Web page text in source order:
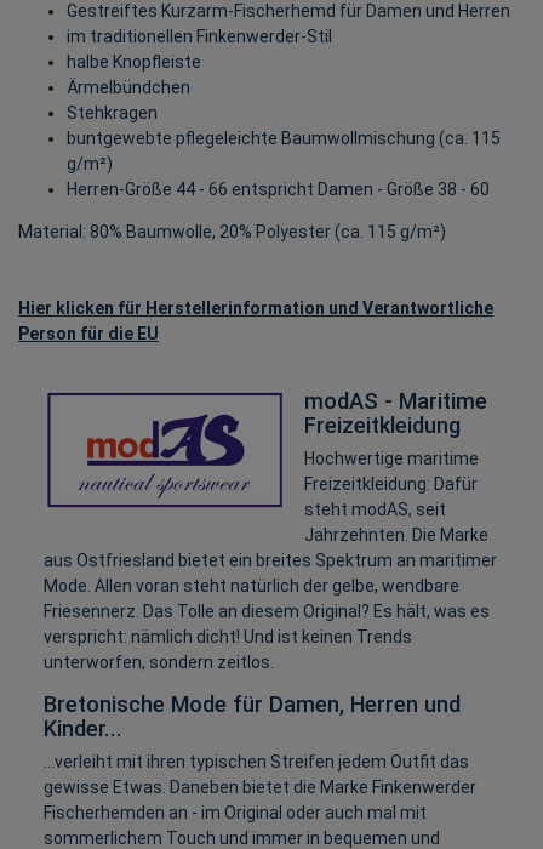
Gestreiftes Kurzarm-Fischerhemd für Damen und Herren
im traditionellen Finkenwerder-Stil
halbe Knopfleiste
Ärmelbündchen
Stehkragen
buntgewebte pflegeleichte Baumwollmischung (ca. 115
g/m²)
Herren-Größe 44 - 66 entspricht Damen - Größe 38 - 60
Material: 80% Baumwolle, 20% Polyester (ca. 115 g/m²)
Hier klicken für Herstellerinformation und Verantwortliche
Person für die EU
modAS - Maritime
Freizeitkleidung
Hochwertige maritime
Freizeitkleidung: Dafür
steht modAS, seit
Jahrzehnten. Die Marke
aus Ostfriesland bietet ein breites Spektrum an maritimer
Mode. Allen voran steht natürlich der gelbe, wendbare
Friesennerz. Das Tolle an diesem Original? Es hält, was es
verspricht: nämlich dicht! Und ist keinen Trends
unterworfen, sondern zeitlos.
Bretonische Mode für Damen, Herren und
Kinder...
...verleiht mit ihren typischen Streifen jedem Outfit das
gewisse Etwas. Daneben bietet die Marke Finkenwerder
Fischerhemden an - im Original oder auch mal mit
sommerlichem Touch und immer in bequemen und